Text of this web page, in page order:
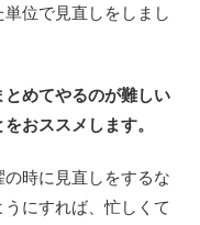
位で見直しをしまし
とめてやるのが難しい
おススメします。
時に見直しをするな
にすれば、忙しくて